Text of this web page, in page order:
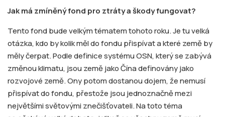
Jak má zmíněný fond pro ztráty a škody fungovat?
Tento fond bude velkým tématem tohoto roku. Je tu velká
otázka, kdo by kolik měl do fondu přispívat a které země by
měly čerpat. Podle definice systému OSN, který se zabývá
změnou klimatu, jsou země jako Čína definovány jako
rozvojové země. Ony potom dostanou dojem, že nemusí
přispívat do fondu, přestože jsou jednoznačně mezi
největšími světovými znečišťovateli. Na toto téma